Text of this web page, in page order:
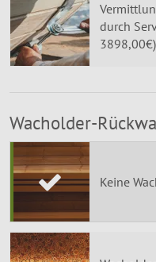
durch
3898,00€)
Wacholder-
Keine